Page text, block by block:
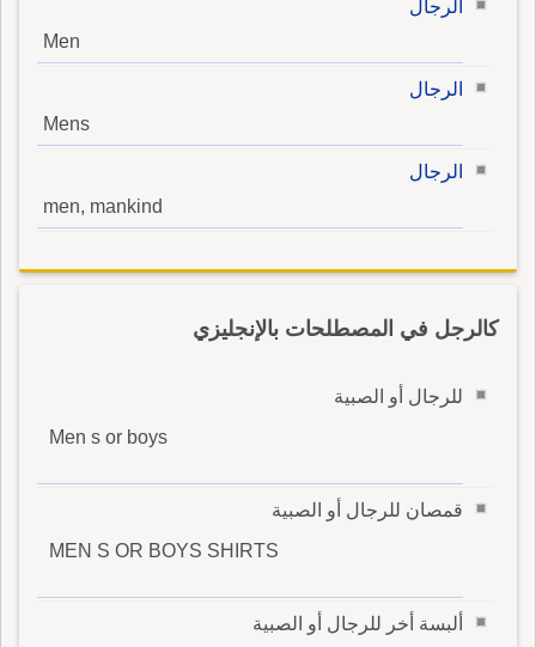
الرجال
Men
الرجال
Mens
الرجال
men, mankind
كالرجل في المصطلحات بالإنجليزي
للرجال أو الصبية
Men s or boys
قمصان للرجال أو الصبية
MEN S OR BOYS SHIRTS
ألبسة أخر للرجال أو الصبية